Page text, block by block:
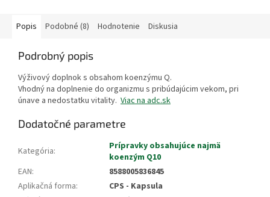
Popis Podobné (8) Hodnotenie Diskusia
Podrobný popis
Výživový doplnok s obsahom koenzýmu Q.
Vhodný na doplnenie do organizmu s pribúdajúcim vekom, pri
únave a nedostatku vitality. Viac na adc.sk
Dodatočné parametre
Kategória:
Prípravky obsahujúce najmä
koenzým Q10
EAN:
8588005836845
Aplikačná forma:
CPS - Kapsula